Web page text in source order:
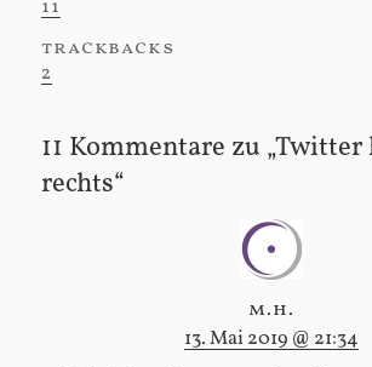
11
trackbacks
2
11 Kommentare zu
rechts“
m.h.
13. Mai 2019 @ 21:34